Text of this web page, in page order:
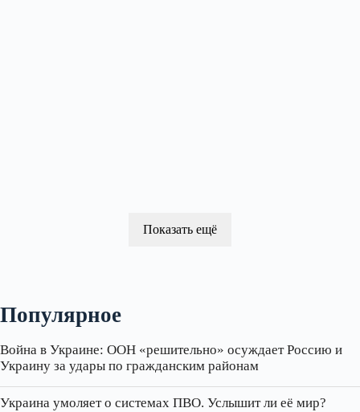
Показать ещё
Популярное
Война в Украине: ООН «решительно» осуждает Россию и
Украину за удары по гражданским районам
Украина умоляет о системах ПВО. Услышит ли её мир?